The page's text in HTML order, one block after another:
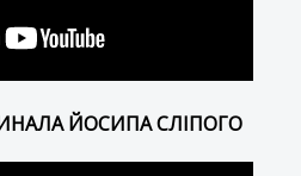
ЙОСИПА СЛІПОГО